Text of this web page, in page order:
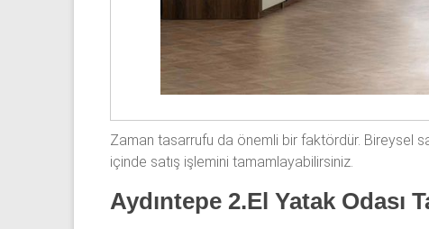
Zaman tasarrufu da önemli bir faktördür. Bireysel
içinde satış işlemini tamamlayabilirsiniz.
Aydıntepe 2.El Yatak Odası